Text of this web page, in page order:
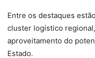
Entre os destaques
cluster logístico
aproveitamento do
Estado.